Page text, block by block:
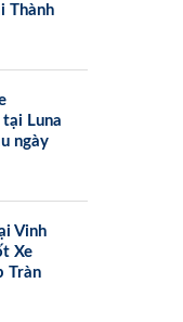
Thành
Luna
ngày
Vinh
Xe
Tràn